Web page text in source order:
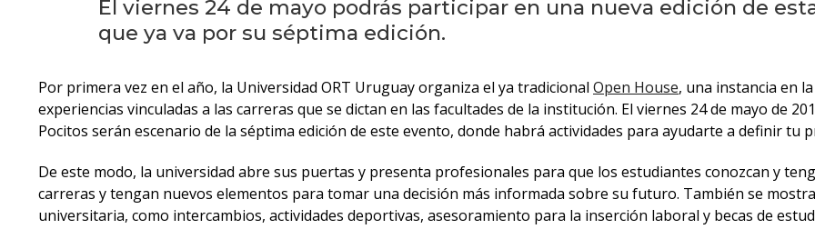
El viernes 24 de mayo podrás participar en una nueva edición de
que ya va por su séptima edición.
Por primera vez en el año, la Universidad ORT Uruguay organiza el ya tradicional Open House, una instancia en
experiencias vinculadas a las carreras que se dictan en las facultades de la institución. El viernes 24 de mayo de
Pocitos serán escenario de la séptima edición de este evento, donde habrá actividades para ayudarte a definir tu
De este modo, la universidad abre sus puertas y presenta profesionales para que los estudiantes conozcan y
carreras y tengan nuevos elementos para tomar una decisión más informada sobre su futuro. También se
universitaria, como intercambios, actividades deportivas, asesoramiento para la inserción laboral y becas de